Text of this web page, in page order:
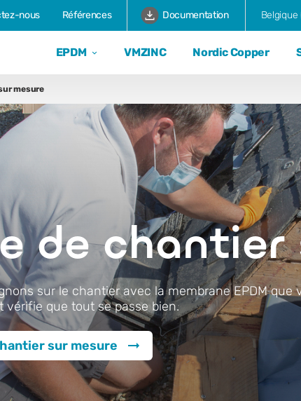
EPDM VMZINC Nordic Copper
nous Références Documentation Belgique
mesure
de chantier
sur le chantier avec la membrane EPDM que
vérifie que tout se passe bien.
sur mesure